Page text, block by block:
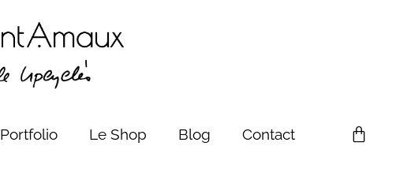
Portfolio Le Shop Blog Contact